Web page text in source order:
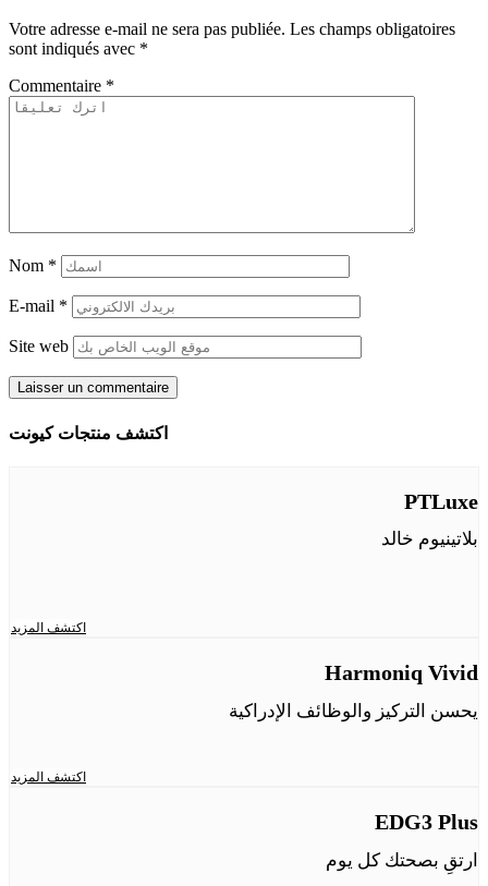
Votre adresse e-mail ne sera pas publiée. Les champs obligatoires
sont indiqués avec *
Commentaire *
Nom *
E-mail *
Site web
اكتشف منتجات كيونت
PTLuxe
بلاتينيوم خالد
اكتشف المزيد
Harmoniq Vivid
يحسن التركيز والوظائف الإدراكية
اكتشف المزيد
EDG3 Plus
ارتقِ بصحتك كل يوم